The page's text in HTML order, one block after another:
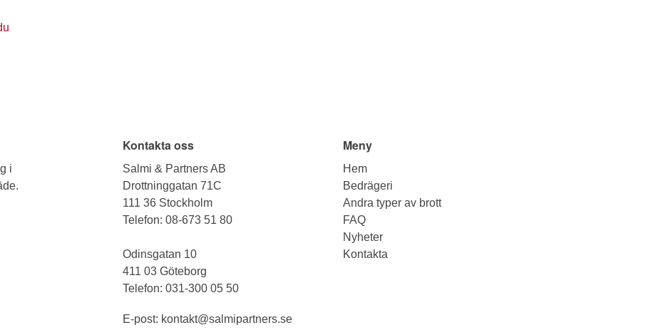
i
Kontakta oss
Salmi & Partners AB
Drottninggatan 71C
111 36 Stockholm
Telefon:08-673 51 80
Odinsgatan 10
411 03 Göteborg
Telefon:031-300 05 50
E-post: kontakt@salmipartners.se
Meny
Hem
Bedrägeri
Andra typer av brott
FAQ
Nyheter
Kontakta